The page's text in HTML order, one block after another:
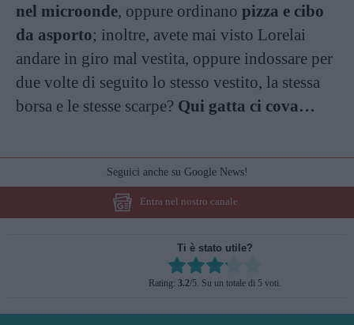
nel microonde, oppure ordinano pizza e cibo
da asporto; inoltre, avete mai visto Lorelai
andare in giro mal vestita, oppure indossare per
due volte di seguito lo stesso vestito, la stessa
borsa e le stesse scarpe? Qui gatta ci cova…
Seguici anche su Google News!
Entra nel nostro canale
Ti è stato utile?
Rate this item:
SUBMIT RATING
Rating: 3.2/5. Su un totale di 5 voti.